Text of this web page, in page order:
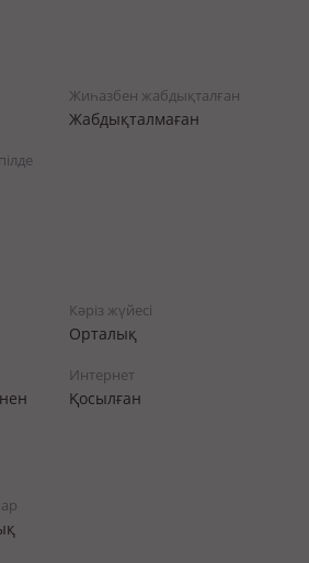
Жиһазбен жабдықталған
Жабдықталмаған
Кәріз жүйесі
Орталық
Интернет
Қосылған